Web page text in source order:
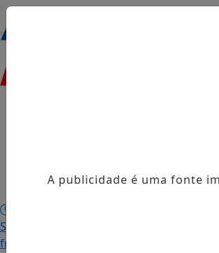
Santos, o “Neguinho da Coxinha”, que
frase reproduzida por Zé Neto e outros
A publicidade é uma fonte